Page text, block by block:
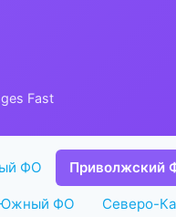
Fast
ФО Приволжский
ФО Северо-